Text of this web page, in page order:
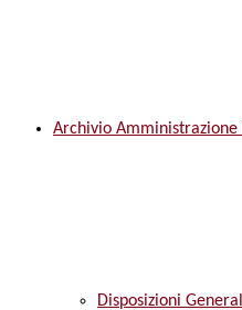
Archivio Amministrazione
Disposizioni